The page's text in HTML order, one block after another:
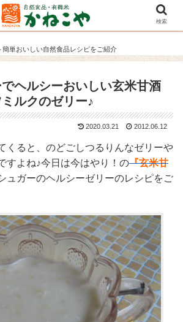
簡単おいしい自然食品レシピをご紹介
ヘルシーおいしい玄米甘酒
ルクのゼリー♪
2020.03.21 2012.06.12
くると、のどごしつるりんなゼリーや
すよね♪今日は今はやり！の『玄米甘
ュガーのヘルシーゼリーのレシピをご
検索